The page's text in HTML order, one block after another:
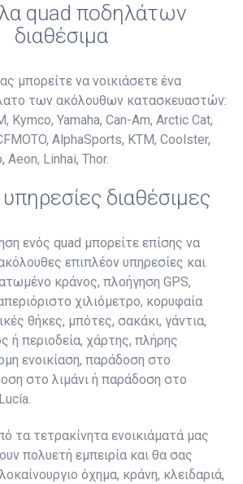
quad ποδηλάτων
διαθέσιμα
μπορείτε να νοικιάσετε ένα
των ακόλουθων κατασκευαστών:
Kymco, Yamaha, Can-Am, Arctic Cat,
AlphaSports, KTM, Coolster,
Aeon, Linhai, Thor.
διαθέσιμες
ενός quad μπορείτε επίσης να
επιπλέον υπηρεσίες και
κράνος, πλοήγηση GPS,
χιλιόμετρο, κορυφαία
θήκες, μπότες, σακάκι, γάντια,
ή περιοδεία, χάρτης, πλήρης
ενοικίαση, παράδοση στο
στο λιμάνι ή παράδοση στο
τα τετρακίνητα ενοικιάματά μας
πολυετή εμπειρία και θα σας
όχημα, κράνη, κλειδαριά,